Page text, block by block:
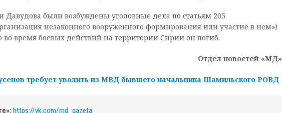
Давудова были возбуждены уголовные дела по статьям 205
незаконного вооруженного формирования или участие в нем»)
время боевых действий на территории Сирии он погиб.
Отдел новостей «МД»
требует уволить из МВД бывшего начальника Шамильского РОВД
https://vk.com/md_gazeta